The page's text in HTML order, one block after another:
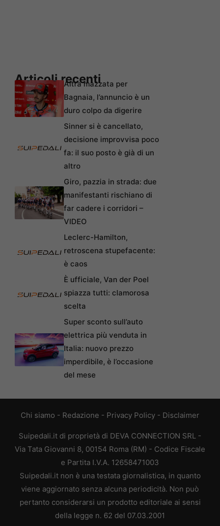
Articoli recenti
Altra mazzata per
Bagnaia, l’annuncio è un
duro colpo da digerire
Sinner si è cancellato,
decisione improvvisa poco
fa: il suo posto è già di un
altro
Giro, pazzia in strada: due
manifestanti rischiano di
far cadere i corridori –
VIDEO
Leclerc-Hamilton,
retroscena stupefacente:
è caos
È ufficiale, Van der Poel
spiazza tutti: clamorosa
scelta
Super sconto sull’auto
elettrica più venduta in
Italia: nuovo prezzo
imperdibile, è l’occasione
del mese
Chi siamo - Redazione - Privacy Policy - Disclaimer
Suipedali.it di proprietà di DEVA CONNECTION SRL -
Via Tata Giovanni 8, 00154 Roma (RM) - Codice Fiscale
e Partita I.V.A. 12658471003
Suipedali.it non è una testata giornalistica, in quanto
viene aggiornato senza alcuna periodicità. Non può
pertanto considerarsi un prodotto editoriale ai sensi
della legge n. 62 del 07.03.2001